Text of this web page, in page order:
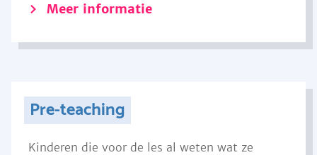
Meer informatie
Pre-teaching
Kinderen die voor de les al weten wat ze